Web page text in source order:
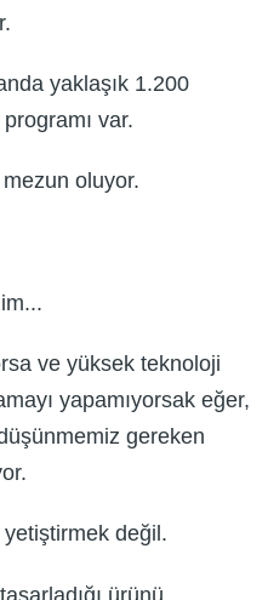
yaklaşık 1.200
var.
mezun oluyor.
ve yüksek teknoloji
yapamıyorsak eğer,
gereken
yetiştirmek değil.